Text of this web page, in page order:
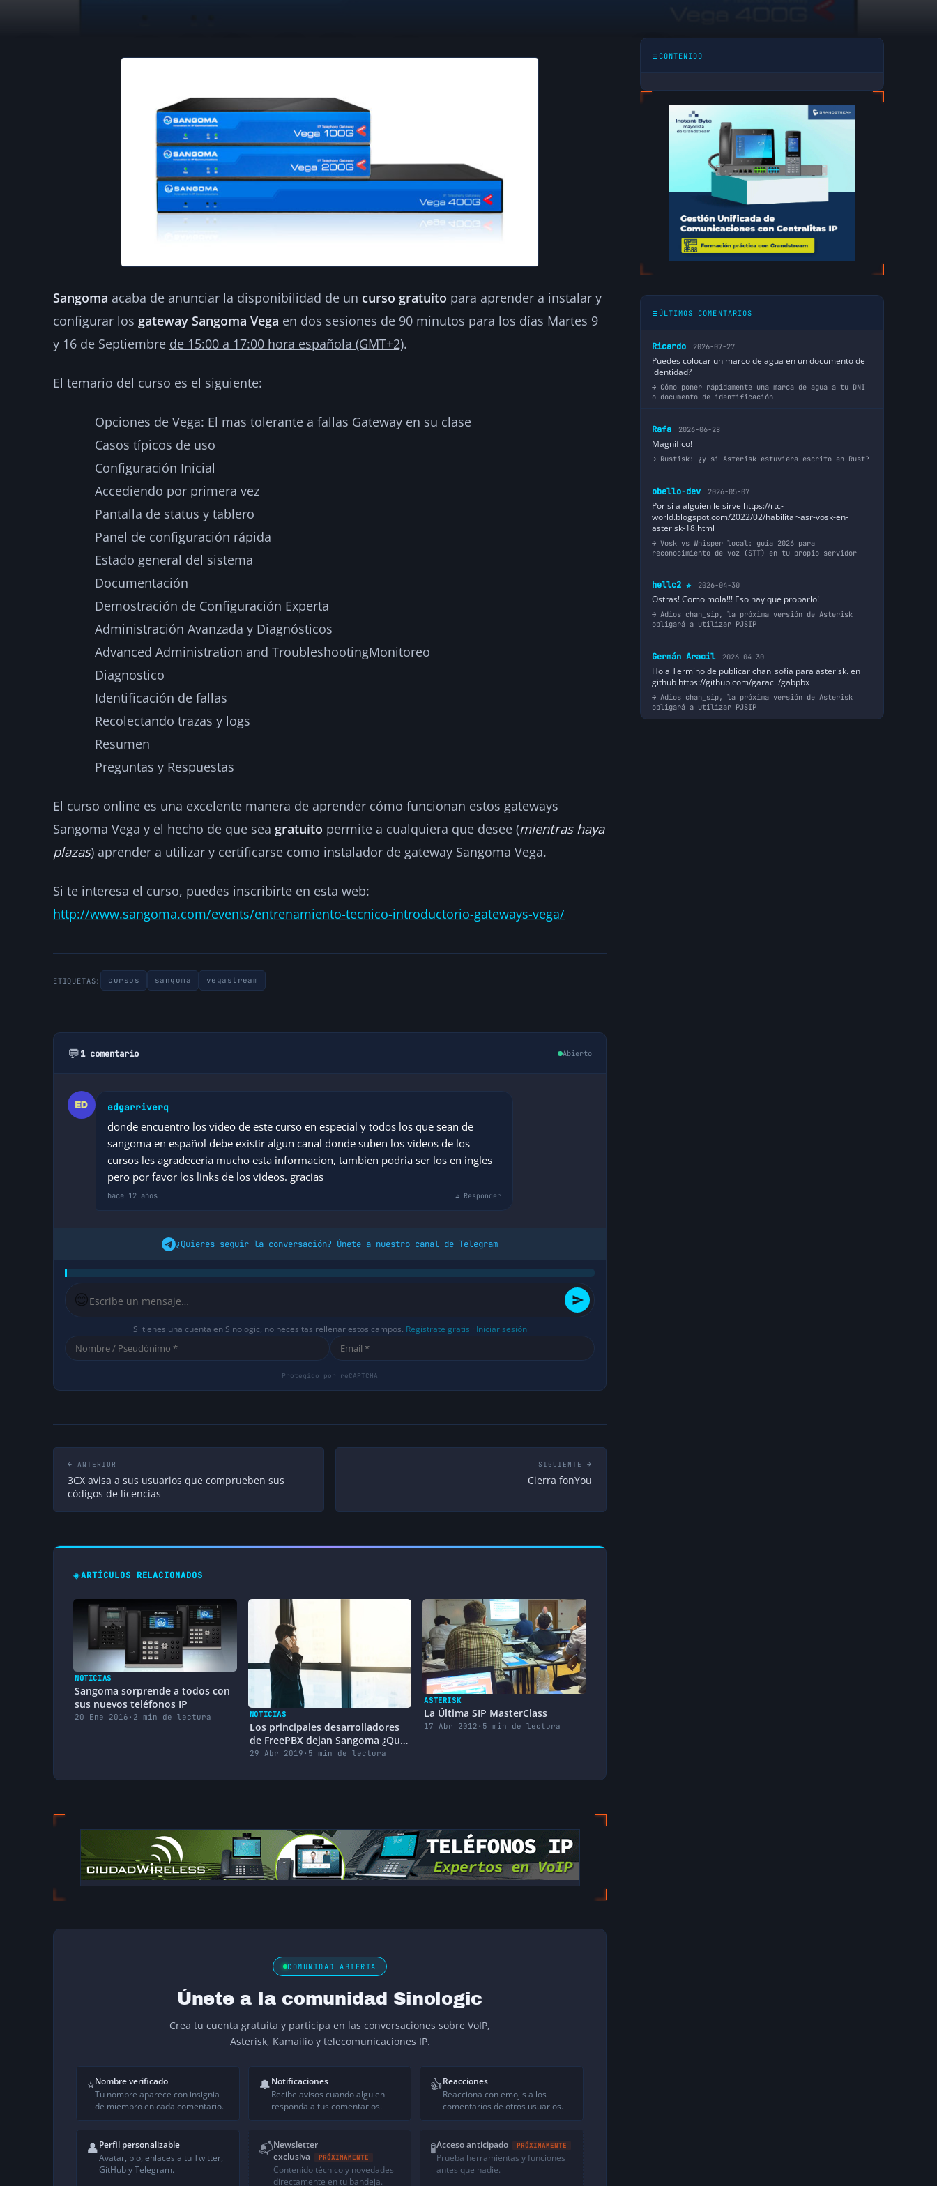
Curso gratuito de Sangoma para configurar sus
gateways Vega
1 min de lectura hellc2
Sangoma acaba de anunciar la disponibilidad de un curso gratuito para aprender a instalar y
configurar los gateway Sangoma Vega en dos sesiones de 90 minutos para los días Martes 9
y 16 de Septiembre de 15:00 a 17:00 hora española (GMT+2).
El temario del curso es el siguiente:
Opciones de Vega: El mas tolerante a fallas Gateway en su clase
Casos típicos de uso
Configuración Inicial
Accediendo por primera vez
Pantalla de status y tablero
Panel de configuración rápida
Estado general del sistema
Documentación
Demostración de Configuración Experta
Administración Avanzada y Diagnósticos
Advanced Administration and TroubleshootingMonitoreo
Diagnostico
Identificación de fallas
Recolectando trazas y logs
Resumen
Preguntas y Respuestas
El curso online es una excelente manera de aprender cómo funcionan estos gateways
Sangoma Vega y el hecho de que sea gratuito permite a cualquiera que desee (mientras haya
plazas) aprender a utilizar y certificarse como instalador de gateway Sangoma Vega.
Si te interesa el curso, puedes inscribirte en esta web:
http://www.sangoma.com/events/entrenamiento-tecnico-introductorio-gateways-vega/
ETIQUETAS: cursos sangoma vegastream
💬1 comentario Abierto
edgarriverq
donde encuentro los video de este curso en especial y todos los que sean de
sangoma en español debe existir algun canal donde suben los videos de los
cursos les agradeceria mucho esta informacion, tambien podria ser los en ingles
pero por favor los links de los videos. gracias
hace 12 años ↩ Responder
¿Quieres seguir la conversación? Únete a nuestro canal de Telegram
😊
Si tienes una cuenta en Sinologic, no necesitas rellenar estos campos. Regístrate gratis · Iniciar sesión
← ANTERIOR
3CX avisa a sus usuarios que comprueben sus
códigos de licencias
SIGUIENTE →
Cierra fonYou
◈ARTÍCULOS RELACIONADOS
NOTICIAS
Sangoma sorprende a todos con
sus nuevos teléfonos IP
20 Ene 2016 · 2 min de lectura NOTICIAS
Los principales desarrolladores
de FreePBX dejan Sangoma ¿Qué
pasará ahora?
29 Abr 2019 · 5 min de lectura
ASTERISK
La Última SIP MasterClass
17 Abr 2012 · 5 min de lectura
COMUNIDAD ABIERTA
Únete a la comunidad Sinologic
Crea tu cuenta gratuita y participa en las conversaciones sobre VoIP,
Asterisk, Kamailio y telecomunicaciones IP.
⭐Nombre verificado
Tu nombre aparece con insignia
de miembro en cada comentario.
🔔Notificaciones
Recibe avisos cuando alguien
responda a tus comentarios.
👍Reacciones
Reacciona con emojis a los
comentarios de otros usuarios.
👤Perfil personalizable
Avatar, bio, enlaces a tu Twitter,
GitHub y Telegram.
📬Newsletter
exclusiva
PRÓXIMAMENTE
Contenido técnico y novedades
directamente en tu bandeja.
🧪Acceso anticipado PRÓXIMAMENTE
Prueba herramientas y funciones
antes que nadie.
CONTENIDO
ÚLTIMOS COMENTARIOS
Ricardo 2026-07-27
Puedes colocar un marco de agua en un documento de
identidad?
Cómo poner rápidamente una marca de agua a tu DNI
o documento de identificación
Rafa 2026-06-28
Magnifico!
Rustisk: ¿y si Asterisk estuviera escrito en Rust?
obello-dev 2026-05-07
Por si a alguien le sirve https://rtc-
world.blogspot.com/2022/02/habilitar-asr-vosk-en-
asterisk-18.html
Vosk vs Whisper local: guía 2026 para
reconocimiento de voz (STT) en tu propio servidor
hellc2 ⭐ 2026-04-30
Ostras! Como mola!!! Eso hay que probarlo!
Adios chan_sip, la próxima versión de Asterisk
obligará a utilizar PJSIP
Germán Aracil 2026-04-30
Hola Termino de publicar chan_sofia para asterisk. en
github https://github.com/garacil/gabpbx
Adios chan_sip, la próxima versión de Asterisk
obligará a utilizar PJSIP